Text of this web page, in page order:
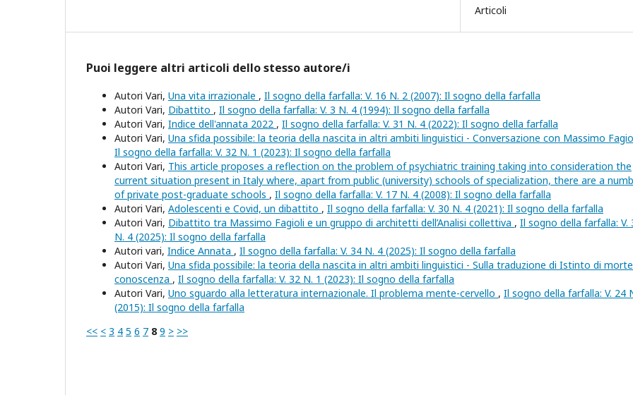
Articoli
Puoi leggere altri articoli dello stesso autore/i
Autori Vari, Una vita irrazionale , Il sogno della farfalla: V. 16 N. 2 (2007): Il sogno della farfalla
Autori Vari, Dibattito , Il sogno della farfalla: V. 3 N. 4 (1994): Il sogno della farfalla
Autori Vari, Indice dell'annata 2022 , Il sogno della farfalla: V. 31 N. 4 (2022): Il sogno della farfalla
Autori Vari, Una sfida possibile: la teoria della nascita in altri ambiti linguistici - Conversazione con Massimo
Il sogno della farfalla: V. 32 N. 1 (2023): Il sogno della farfalla
Autori Vari, This article proposes a reflection on the problem of psychiatric training taking into consideration the
current situation present in Italy where, apart from public (university) schools of specialization, there are a
of private post-graduate schools , Il sogno della farfalla: V. 17 N. 4 (2008): Il sogno della farfalla
Autori Vari, Adolescenti e Covid, un dibattito , Il sogno della farfalla: V. 30 N. 4 (2021): Il sogno della farfalla
Autori Vari, Dibattito tra Massimo Fagioli e un gruppo di architetti dell’Analisi collettiva , Il sogno della farfalla: V.
N. 4 (2025): Il sogno della farfalla
Autori vari, Indice Annata , Il sogno della farfalla: V. 34 N. 4 (2025): Il sogno della farfalla
Autori Vari, Una sfida possibile: la teoria della nascita in altri ambiti linguistici - Sulla traduzione di Istinto di
conoscenza , Il sogno della farfalla: V. 32 N. 1 (2023): Il sogno della farfalla
Autori Vari, Uno sguardo alla letteratura internazionale. Il problema mente-cervello , Il sogno della farfalla: V. 24
(2015): Il sogno della farfalla
<< < 3 4 5 6 7 8 9 > >>